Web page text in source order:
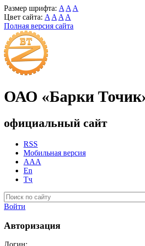
Размер шрифта: A A A
Цвет сайта: A A A A
Полная версия сайта
ОАО «Барки
официальный сайт
RSS
Мобильная версия
AAA
En
Тҷ
Войти
Авторизация